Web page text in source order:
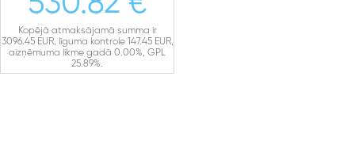
Kopējā atmaksājamā summa ir
3096.45EUR, līguma kontrole 147.45EUR,
aizņēmuma likme gadā 0.00%, GPL
25.89%.